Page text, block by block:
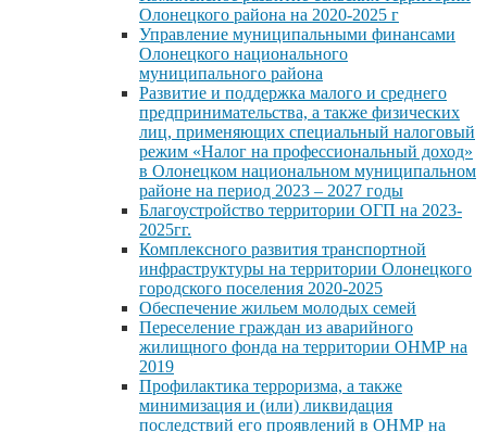
Олонецкого района на 2020-2025 г
Управление муниципальными финансами
Олонецкого национального
муниципального района
Развитие и поддержка малого и среднего
предпринимательства, а также физических
лиц, применяющих специальный налоговый
режим «Налог на профессиональный доход»
в Олонецком национальном муниципальном
районе на период 2023 – 2027 годы
Благоустройство территории ОГП на 2023-
2025гг.
Комплексного развития транспортной
инфраструктуры на территории Олонецкого
городского поселения 2020-2025
Обеспечение жильем молодых семей
Переселение граждан из аварийного
жилищного фонда на территории ОНМР на
2019
Профилактика терроризма, а также
минимизация и (или) ликвидация
последствий его проявлений в ОНМР на